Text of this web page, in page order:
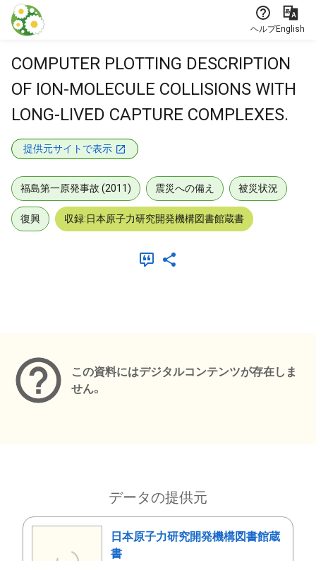
本文に飛ぶ
ヘルプEnglish
COMPUTER PLOTTING DESCRIPTION
OF ION-MOLECULE COLLISIONS WITH
LONG-LIVED CAPTURE COMPLEXES.
提供元サイトで表示
福島第一原発事故 (2011) 震災への備え 被災状況
復興 収録:日本原子力研究開発機構図書館蔵書
この資料にはデジタルコンテンツが存在しま
せん。
データの提供元
日本原子力研究開発機構図書館蔵
書